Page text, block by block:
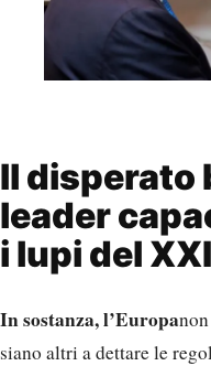
Il disperato
leader
i lupi del
In sostanza, l’Europa
siano altri a dettare le